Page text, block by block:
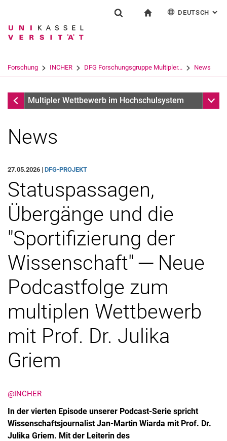
Springe direkt zu: Inhalt
Springe direkt zu: Suche
Springe direkt zu:
Suchbegriff
Suchen (öffnet externen Link in einem
DEUTSCH :
Forschung INCHER DFG Forschungsgruppe Multipler... News
Forschung
Multipler Wettbewerb im Hochschulsystem
News
27.05.2026 | DFG-PROJEKT
Statuspassagen,
Übergänge und die
"Sportifizierung der
Wissenschaft" ─ Neue
Podcastfolge zum
multiplen Wettbewerb
mit Prof. Dr. Julika
Griem
@INCHER
In der vierten Episode unserer Podcast-Serie spricht
Wissenschaftsjournalist Jan-Martin Wiarda mit Prof. Dr.
Julika Griem. Mit der Leiterin des